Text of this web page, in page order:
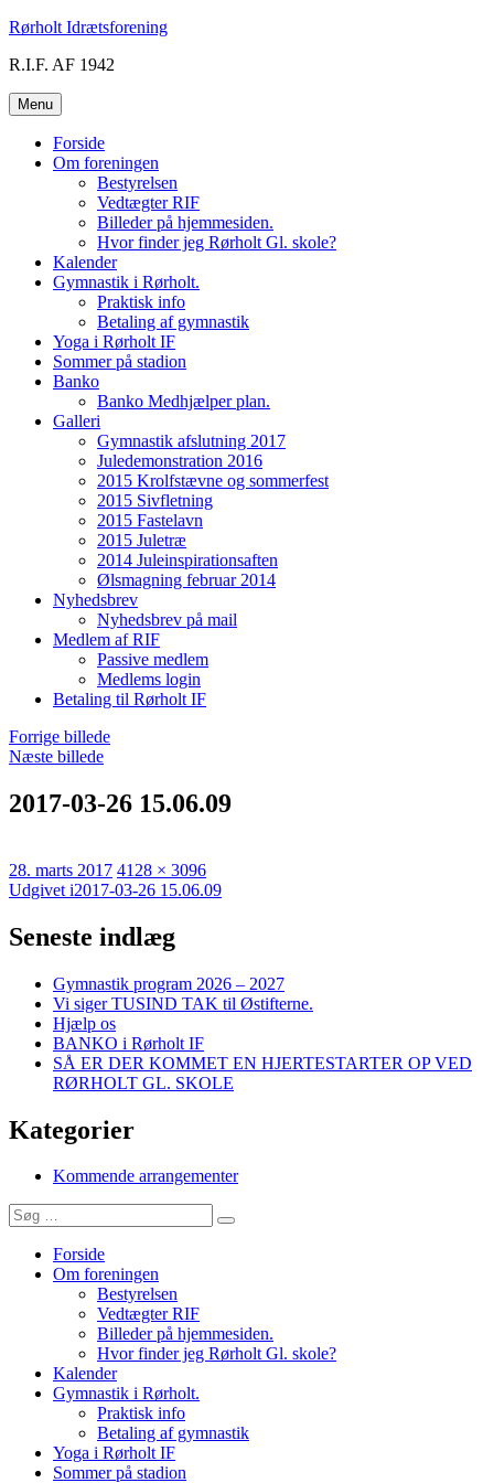
Videre
indhold
Rørholt Idrætsforening
R.I.F. AF 1942
Menu
Forside
Om foreningen
Bestyrelsen
Vedtægter RIF
Billeder på hjemmesiden.
Hvor finder jeg Rørholt Gl. skole?
Kalender
Gymnastik i Rørholt.
Praktisk info
Betaling af gymnastik
Yoga i Rørholt IF
Sommer på stadion
Banko
Banko Medhjælper plan.
Galleri
Gymnastik afslutning 2017
Juledemonstration 2016
2015 Krolfstævne og sommerfest
2015 Sivfletning
2015 Fastelavn
2015 Juletræ
2014 Juleinspirationsaften
Ølsmagning februar 2014
Nyhedsbrev
Nyhedsbrev på mail
Medlem af RIF
Passive medlem
Medlems login
Betaling til Rørholt IF
Forrige billede
Næste billede
2017-03-26 15.06.09
Udgivet
28. marts 2017 Faktisk
størrelse
4128 × 3096
Indlægsnavigation
Udgivet i2017-03-26 15.06.09
Seneste indlæg
Gymnastik program 2026 – 2027
Vi siger TUSIND TAK til Østifterne.
Hjælp os
BANKO i Rørholt IF
SÅ ER DER KOMMET EN HJERTESTARTER OP VED
RØRHOLT GL. SKOLE
Kategorier
Kommende arrangementer
Søg
efter:
Søg
Forside
Om foreningen
Bestyrelsen
Vedtægter RIF
Billeder på hjemmesiden.
Hvor finder jeg Rørholt Gl. skole?
Kalender
Gymnastik i Rørholt.
Praktisk info
Betaling af gymnastik
Yoga i Rørholt IF
Sommer på stadion